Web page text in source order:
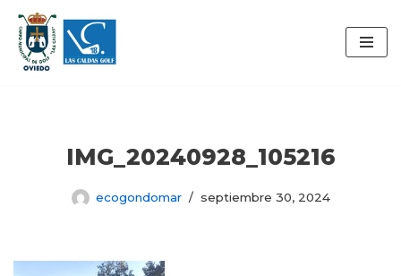
Saltar
al
IMG_20240928_105216
ecogondomar septiembre 30, 2024